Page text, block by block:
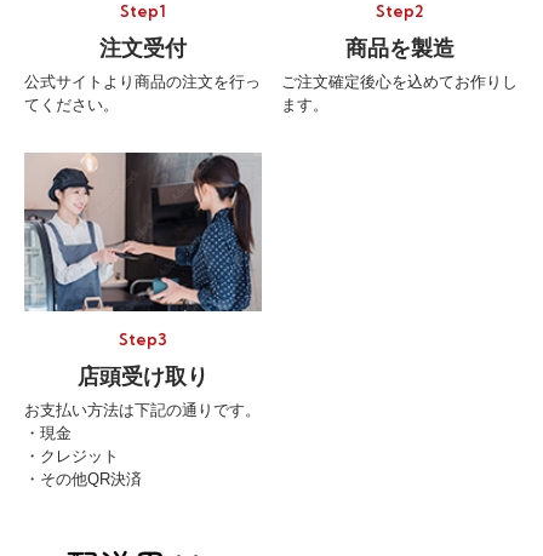
Step1
注文受付
公式サイトより商品の注文を行っ
てください。
Step2
商品を製造
ご注文確定後心を込めてお作りし
ます。
Step3
店頭受け取り
お支払い方法は下記の通りです。
・現金
・クレジット
・その他QR決済